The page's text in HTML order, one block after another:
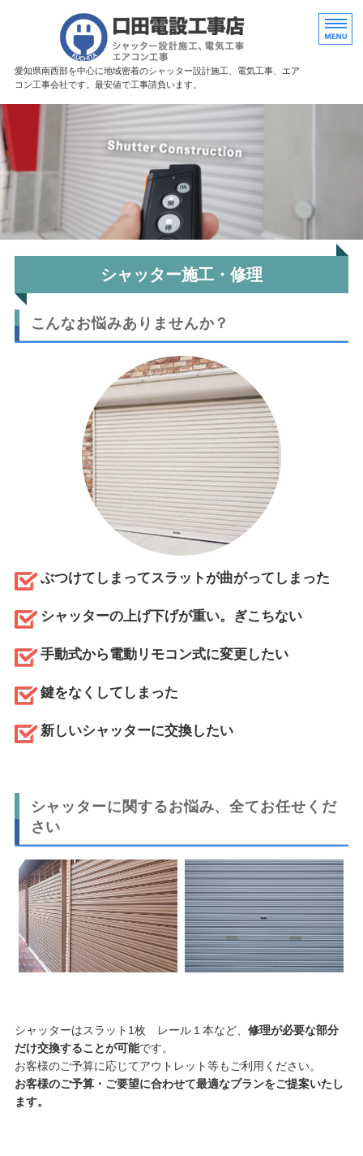
愛知県豊田市
愛知県南西部を中心に地域密着のシャッター設計施工、電気工事、エア
コン工事会社です。最安値で工事請負います。
ホーム
シャッター施工・修理
電気工事・エアコン工事
お問い合わせ
シャッター施工・修理
こんなお悩みありませんか？
ぶつけてしまってスラットが曲がってしまった
シャッターの上げ下げが重い。ぎこちない
手動式から電動リモコン式に変更したい
鍵をなくしてしまった
新しいシャッターに交換したい
シャッターに関するお悩み、全てお任せくだ
さい
シャッターはスラット1枚 レール１本など、 修理が必要な部分
だけ交換することが可能です。
お客様のご予算に応じてアウトレット等もご利用ください。
お客様のご予算・ご要望に合わせて最適なプランをご提案いたし
ます。